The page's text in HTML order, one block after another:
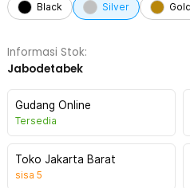
Black Silver
Informasi Stok:
Jabodetabek
Gudang Online
Tersedia
Toko Jakarta Barat
sisa 5